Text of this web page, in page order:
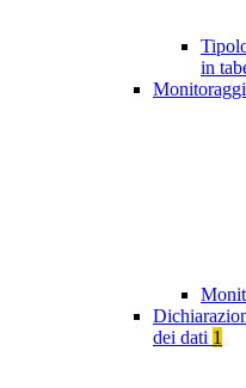
in
dei dati 1